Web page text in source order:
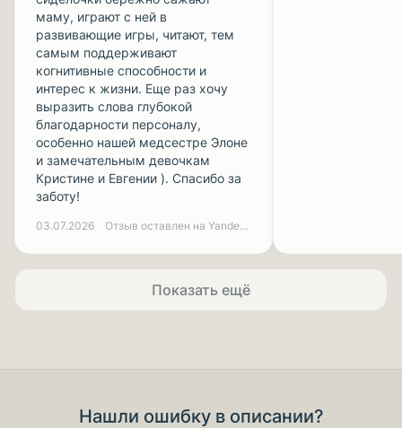
маму, играют с ней в
развивающие игры, читают, тем
самым поддерживают
когнитивные способности и
интерес к жизни. Еще раз хочу
выразить слова глубокой
благодарности персоналу,
особенно нашей медсестре Элоне
и замечательным девочкам
Кристине и Евгении ). Спасибо за
заботу!
03.07.2026 Отзыв оставлен на Yandex.ru
Показать ещё
Нашли ошибку в описании?